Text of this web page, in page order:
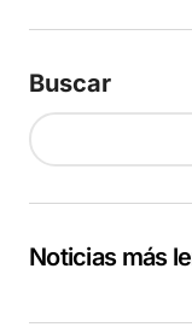
Buscar
Noticias más